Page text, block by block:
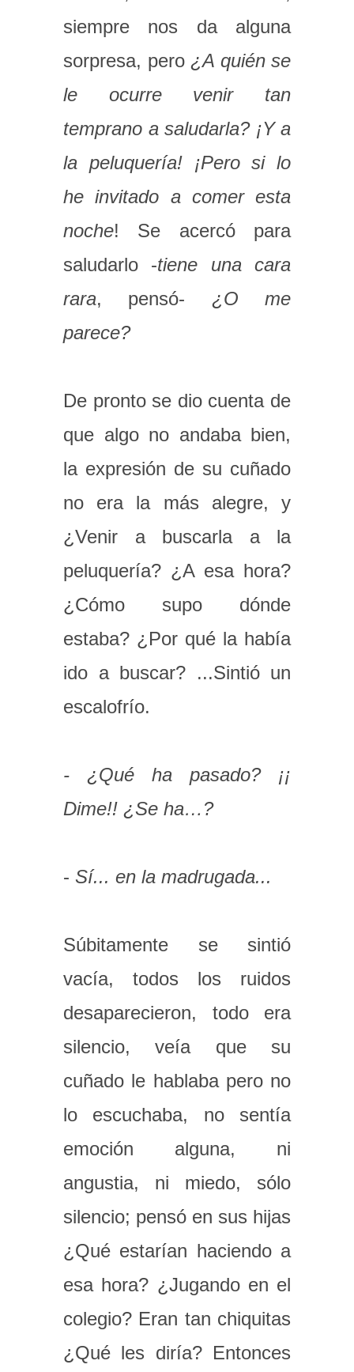
siempre nos da alguna
sorpresa, pero ¿A quién se
le ocurre venir tan
temprano a saludarla? ¡Y a
la peluquería! ¡Pero si lo
he invitado a comer esta
noche! Se acercó para
saludarlo -tiene una cara
rara, pensó- ¿O me
parece?
De pronto se dio cuenta de
que algo no andaba bien,
la expresión de su cuñado
no era la más alegre, y
¿Venir a buscarla a la
peluquería? ¿A esa hora?
¿Cómo supo dónde
estaba? ¿Por qué la había
ido a buscar? ...Sintió un
escalofrío.
- ¿Qué ha pasado? ¡¡
Dime!! ¿Se ha…?
- Sí... en la madrugada...
Súbitamente se sintió
vacía, todos los ruidos
desaparecieron, todo era
silencio, veía que su
cuñado le hablaba pero no
lo escuchaba, no sentía
emoción alguna, ni
angustia, ni miedo, sólo
silencio; pensó en sus hijas
¿Qué estarían haciendo a
esa hora? ¿Jugando en el
colegio? Eran tan chiquitas
¿Qué les diría? Entonces